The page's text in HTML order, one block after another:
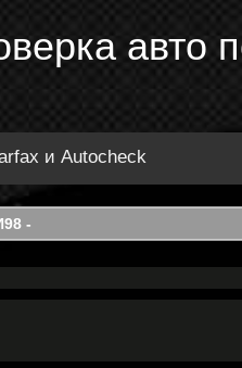
авто
и Autocheck
-